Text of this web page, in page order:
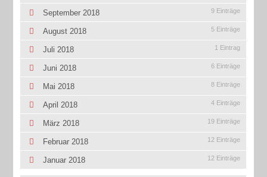
September 2018 9 Einträge
August 2018 5 Einträge
Juli 2018 1 Eintrag
Juni 2018 6 Einträge
Mai 2018 8 Einträge
April 2018 4 Einträge
März 2018 19 Einträge
Februar 2018 12 Einträge
Januar 2018 12 Einträge